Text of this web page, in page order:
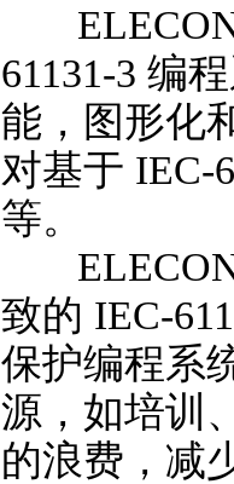
ELECON-
61131-3 编
能，图形化
对基于 IEC-
等。
ELECON-
致的 IEC-
保护编程系
源，如培训
的浪费，减